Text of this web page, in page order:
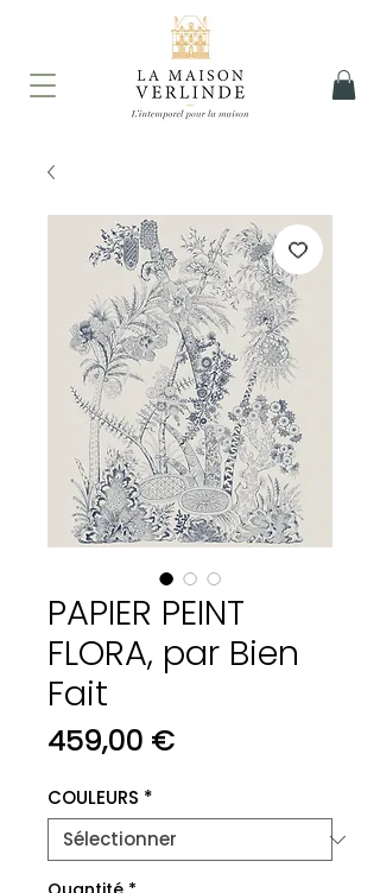
PAPIER PEINT
FLORA, par Bien
Fait
459,00 €Prix
COULEURS *